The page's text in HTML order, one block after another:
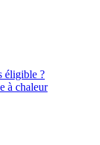
éligible ?
à chaleur